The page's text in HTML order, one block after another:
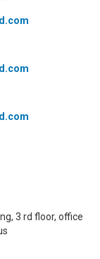
3 rd floor, office